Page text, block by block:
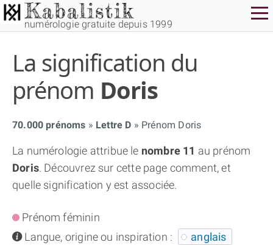
numérologie gratuite depuis 1999
La signification du
prénom Doris
70.000 prénoms Lettre D Prénom Doris
La numérologie attribue le nombre 11 au prénom
Doris. Découvrez sur cette page comment, et
quelle signification y est associée.
Prénom féminin
infoLangue, origine ou inspiration :
anglais
THÈME GRATUIT
THÈME NUMÉROLOGIQUE APPROFONDI
THÈME TEMPOREL